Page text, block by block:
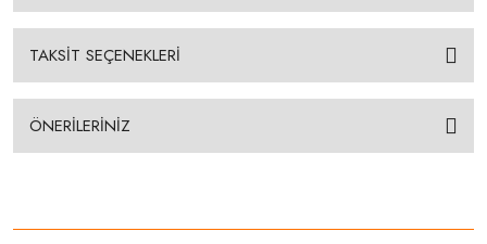
TAKSİT SEÇENEKLERİ
ÖNERİLERİNİZ